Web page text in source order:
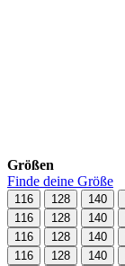
Größen
Finde deine Größe
116 128 140
116
128 140
116
128 140
116
128 140